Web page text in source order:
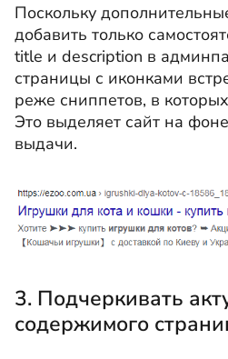
Поскольку
добавить только
title и description в
страницы с иконками
реже сниппетов, в которых
Это выделяет сайт на
выдачи.
3. Подчеркивать
содержимого